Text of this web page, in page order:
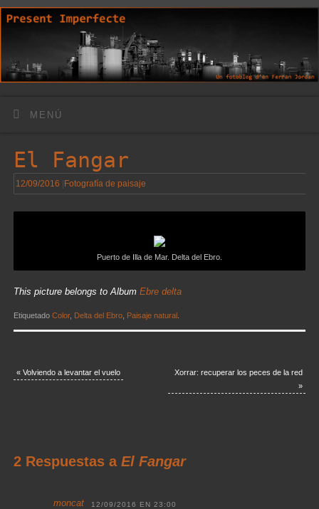
MENÚ
El Fangar
12/09/2016 Fotografía de paisaje
Puerto de Illa de Mar. Delta del Ebro.
This picture belongs to Album Ebre delta
Etiquetado Color, Delta del Ebro, Paisaje natural.
«Volviendo a levantar el vuelo
Xorrar: recuperar los peces de la red
»
2 Respuestas a El Fangar
moncat 12/09/2016 EN 23:00